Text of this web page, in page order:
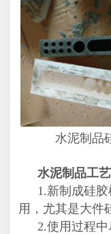
水泥制品
水泥制品工
1.新制成硅
用，尤其是大件
2.使用过程